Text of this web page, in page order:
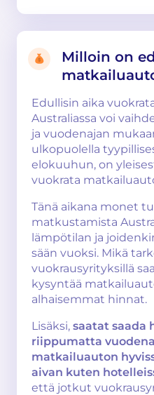
Milloin on
Edullisin aika
Australiassa voi
ja vuodenajan
ulkopuolella
elokuuhun, on
vuokrata
Tänä aikana monet
matkustamista
lämpötilan ja
sään vuoksi. Mikä
vuokrausyrityksillä
kysyntää
alhaisemmat hinnat.
Lisäksi, saatat saada
riippumatta
matkailuauton
aivan kuten
että jotkut